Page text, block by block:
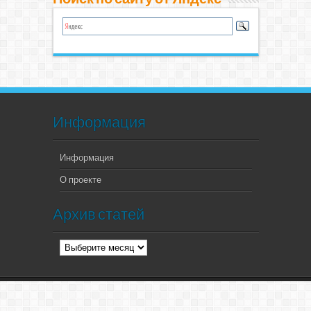
Информация
Информация
О проекте
Архив статей
Архив
статей